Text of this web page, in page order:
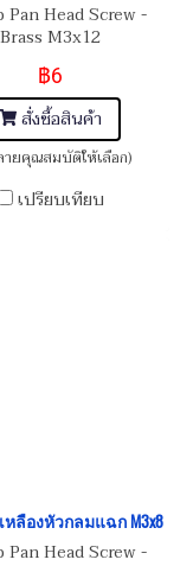
Head Screw -
Brass M3x12
฿6
สั่งซื้อสินค้า
ยคุณสมบัติให้เลือก)
เปรียบเทียบ
ลืองหัวกลมแฉก M3x8
Head Screw -